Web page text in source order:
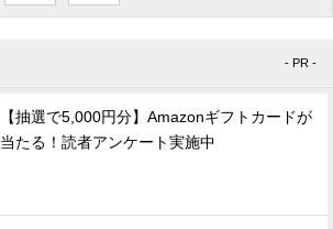
- PR -
【抽選で5,000円分】Amazonギフトカードが
当たる！読者アンケート実施中